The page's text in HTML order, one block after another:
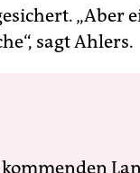
„Aber
sagt Ahlers.